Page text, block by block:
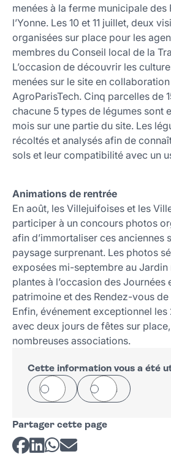
menées à la ferme municipale des
l’Yonne. Les 10 et 11 juillet, deux
organisées sur place pour les
membres du Conseil local de la
L’occasion de découvrir les
menées sur le site en
AgroParisTech. Cinq parcelles de
chacune 5 types de légumes sont
mois sur une partie du site. Les
récoltés et analysés afin de
sols et leur compatibilité avec un
Animations de rentrée
En août, les Villejuifoises et les
participer à un concours photos
afin d’immortaliser ces anciennes
paysage surprenant. Les photos
exposées mi-septembre au
plantes à l’occasion des Journées
patrimoine et des Rendez-vous
Enfin, événement exceptionnel
avec deux jours de fêtes sur
nombreuses associations.
Cette information vous a été
Oui Non
Partager cette page
Partager sur Facebook
Partager sur LinkedIn
Partager sur Whatsapp
Partager par courriel